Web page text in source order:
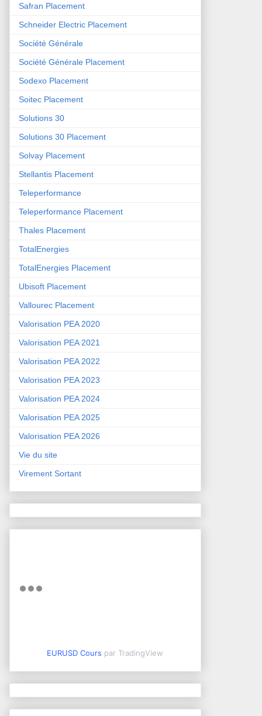
Safran Placement
Schneider Electric Placement
Société Générale
Société Générale Placement
Sodexo Placement
Soitec Placement
Solutions 30
Solutions 30 Placement
Solvay Placement
Stellantis Placement
Teleperformance
Teleperformance Placement
Thales Placement
TotalEnergies
TotalEnergies Placement
Ubisoft Placement
Vallourec Placement
Valorisation PEA 2020
Valorisation PEA 2021
Valorisation PEA 2022
Valorisation PEA 2023
Valorisation PEA 2024
Valorisation PEA 2025
Valorisation PEA 2026
Vie du site
Virement Sortant
EURUSD Cours par TradingView